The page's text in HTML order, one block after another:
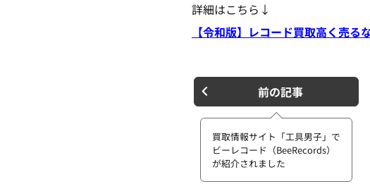
詳細はこちら↓
【令和版】レコード買取高く売
前の記事
買取情報サイト「工具男子」で
ビーレコード（BeeRecords）
が紹介されました